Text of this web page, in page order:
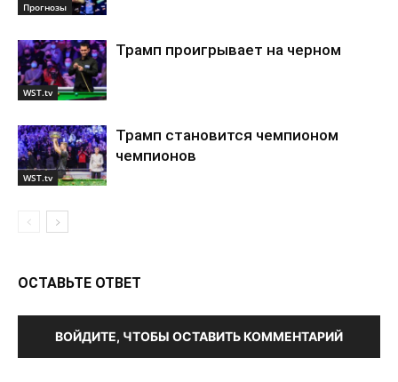
Прогнозы
WST.tv
Трамп проигрывает на черном
WST.tv
Трамп становится чемпионом
чемпионов
ОСТАВЬТЕ ОТВЕТ
ВОЙДИТЕ, ЧТОБЫ ОСТАВИТЬ КОММЕНТАРИЙ